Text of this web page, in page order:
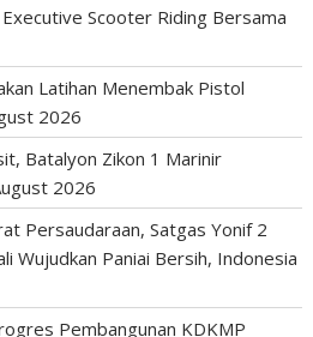
Scooter Riding Bersama
Latihan Menembak Pistol
2026
Batalyon Zikon 1 Marinir
2026
Persaudaraan, Satgas Yonif 2
Wujudkan Paniai Bersih, Indonesia
Pembangunan KDKMP